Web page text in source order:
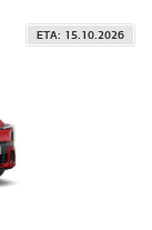
ETA: 15.10.2026